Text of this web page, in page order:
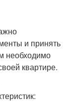
и принять
необходимо
квартире.